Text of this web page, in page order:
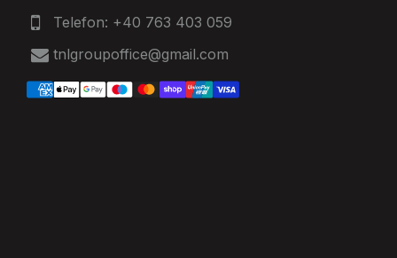
Telefon: +40 763 403 059
tnlgroupoffice@gmail.com